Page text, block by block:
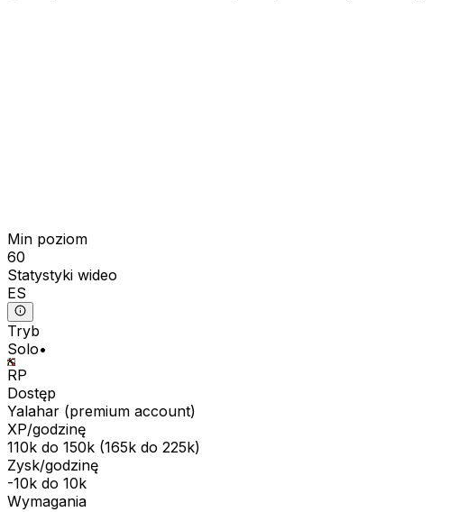
Min poziom
60
Statystyki wideo
ES
Tryb
Solo•
RP
Dostęp
Yalahar (premium account)
XP/godzinę
110k do 150k (165k do 225k)
Zysk/godzinę
-10k do 10k
Wymagania